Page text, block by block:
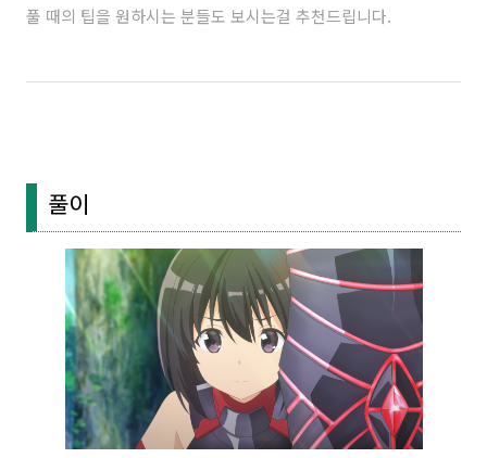
풀 때의 팁을 원하시는 분들도 보시는걸 추천드립니다.
풀이